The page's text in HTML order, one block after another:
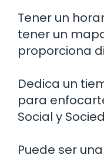
Tener un
tener un
proporciona
Dedica un
para
Social y
Puede ser